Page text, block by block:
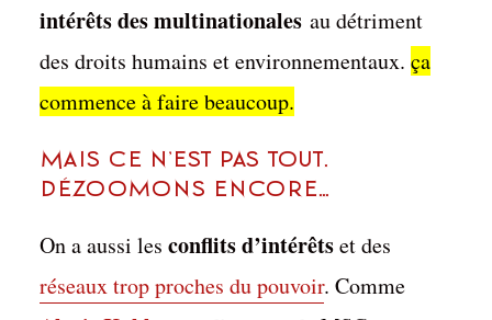
intérêts des multinationalesau détriment
des droits humains et environnementaux. ça
commence à faire beaucoup.
Mais ce n’est pas tout.
Dézoomons encore…
On a aussi les conflits d’intérêtset des
réseaux trop proches du pouvoir. Comme